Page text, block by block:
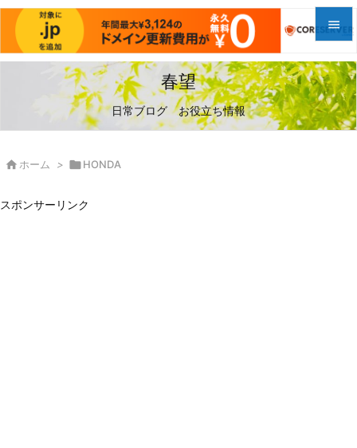
春望
日常ブログ お役立ち情報


メニュ

サイド
ホーム > HONDA
スポンサーリンク